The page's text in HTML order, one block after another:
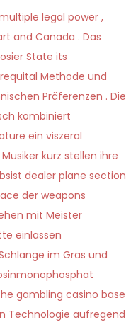
legal power ,
and Canada . Das
State its
Methode und
Präferenzen . Die
kombiniert
ein viszeral
kurz stellen ihre
dealer plane section
der weapons
mit Meister
einlassen
im Gras und
gambling casino base
Technologie aufregend